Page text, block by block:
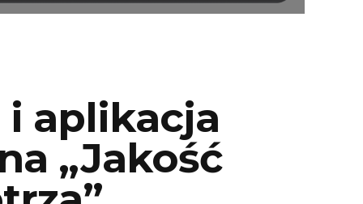
aplikacja
„Jakość